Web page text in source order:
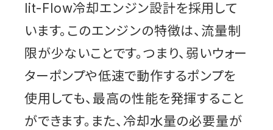
lit-Flow冷却エンジン設計を採用して
います。このエンジンの特徴は、流量制
限が少ないことです。つまり、弱いウォー
ターポンプや低速で動作するポンプを
使用しても、最高の性能を発揮すること
ができます。また、冷却水量の必要量が